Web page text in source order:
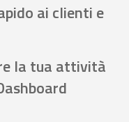
ai clienti e
la tua attività